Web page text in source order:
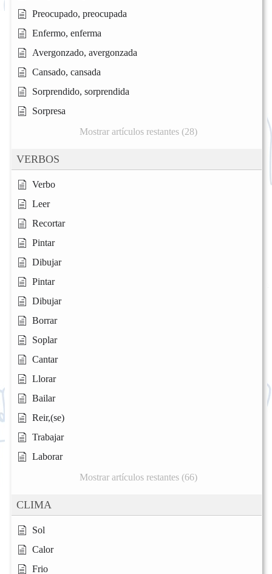
Preocupado, preocupada
Enfermo, enferma
Avergonzado, avergonzada
Cansado, cansada
Sorprendido, sorprendida
Sorpresa
Mostrar artículos restantes (28)
VERBOS
Verbo
Leer
Recortar
Pintar
Dibujar
Pintar
Dibujar
Borrar
Soplar
Cantar
Llorar
Bailar
Reir,(se)
Trabajar
Laborar
Mostrar artículos restantes (66)
CLIMA
Sol
Calor
Frio